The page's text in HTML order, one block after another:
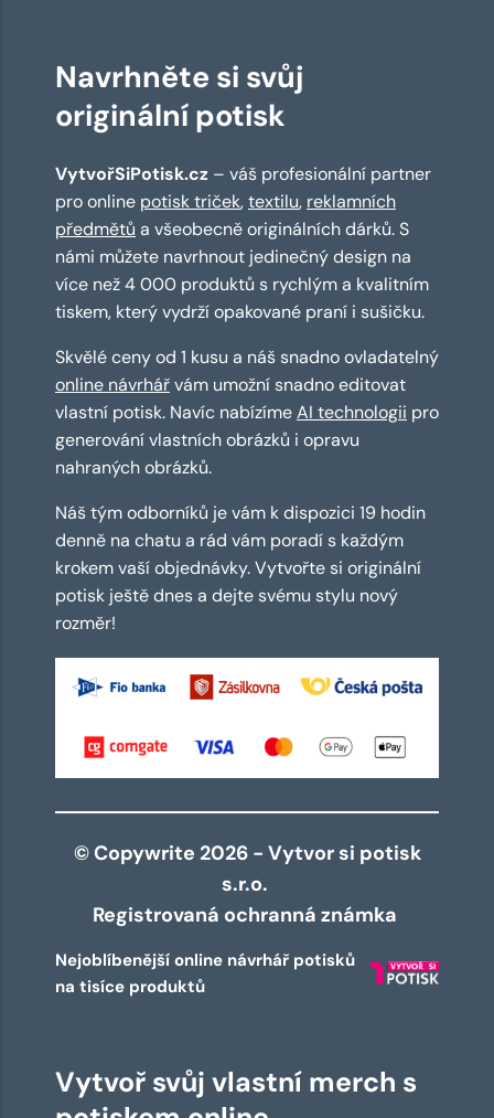
Navrhněte si svůj
originální potisk
VytvořSiPotisk.cz – váš profesionální partner
pro online potisk triček,textilu, reklamních
předmětů a všeobecně originálních dárků. S
námi můžete navrhnout jedinečný design na
více než 4 000 produktů s rychlým a kvalitním
tiskem, který vydrží opakované praní i sušičku.
Skvělé ceny od 1 kusu a náš snadno ovladatelný
online návrhářvám umožní snadno editovat
vlastní potisk. Navíc nabízímeAI technologii pro
generování vlastních obrázků i opravu
nahraných obrázků.
Náš tým odborníků je vám k dispozici 19 hodin
denně na chatu a rád vám poradí s každým
krokem vaší objednávky. Vytvořte si originální
potisk ještě dnes a dejte svému stylu nový
rozměr!
© Copywrite 2026 - Vytvor si potisk
s.r.o.
Registrovaná ochranná známka
Nejoblíbenější online návrhář potisků
na tisíce produktů
Vytvoř svůj vlastní merch s